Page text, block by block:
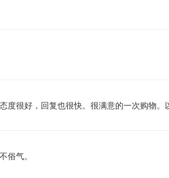
很好，回复也很快。很满意的一次购物。
俗气。